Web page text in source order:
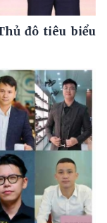
đô tiêu biểu